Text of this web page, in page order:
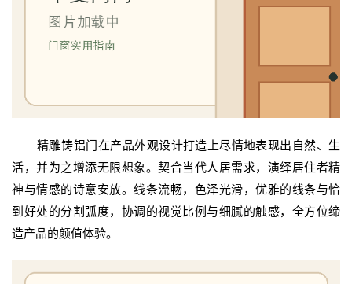
生
间
门
院
精雕‬铸铝门‬在产品外观设计打造上尽情地表现出自然、生
活，并为之增添无限想象。契合当代人居需求，演绎居住者精
神与情感的诗意安放。线条流畅，色泽光滑，优雅的线条与恰
到好处的分割弧度，协调的视觉比例与细腻的触感，全方位缔
造产品的颜值体验。